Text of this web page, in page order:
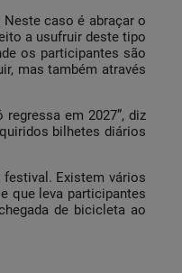
caso é abraçar o
a usufruir deste tipo
os participantes são
mas também através
em 2027”, diz
bilhetes diários
Existem vários
que leva participantes
de bicicleta ao